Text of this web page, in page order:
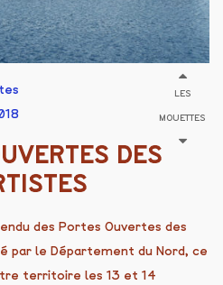
LES
MOUETTES
DES
des Portes Ouvertes des
par le Département du Nord, ce
territoire les 13 et 14